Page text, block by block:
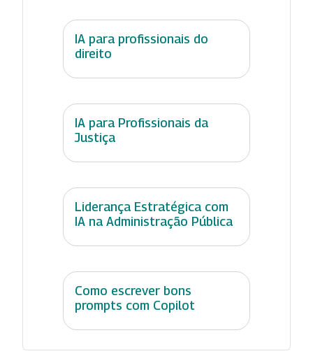
IA para profissionais do
direito
IA para Profissionais da
Justiça
Liderança Estratégica com
IA na Administração Pública
Como escrever bons
prompts com Copilot